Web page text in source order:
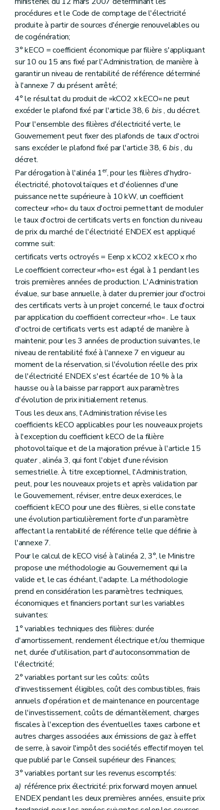
procédures et le Code de comptage de l'électricité
produite à partir de sources d'énergie renouvelables ou
de cogénération;
3° kECO = coefficient économique par filière s'appliquant
sur 10 ou 15 ans fixé par l'Administration, de manière à
garantir un niveau de rentabilité de référence déterminé
à l'annexe 7 du présent arrêté;
4° le résultat du produit de »kCO2 x kECO« ne peut
excéder le plafond fixé par l'article 38, 6bis, du décret.
Pour l'ensemble des filières d'électricité verte, le
Gouvernement peut fixer des plafonds de taux d'octroi
sans excéder le plafond fixé par l'article 38, 6bis, du
décret.
Par dérogation à l'alinéa 1er, pour les filières d'hydro-
électricité, photovoltaïques et d'éoliennes d'une
puissance nette supérieure à 10 kW, un coefficient
correcteur »rho« du taux d'octroi permettant de moduler
le taux d'octroi de certificats verts en fonction du niveau
de prix du marché de l'électricité ENDEX est appliqué
comme suit:
certificats verts octroyés = Eenp x kCO2 x kECO x rho
Le coefficient correcteur »rho« est égal à 1 pendant les
trois premières années de production. L'Administration
évalue, sur base annuelle, à dater du premier jour d'octroi
des certificats verts à un projet concerné, le taux d'octroi
par application du coefficient correcteur »rho« . Le taux
d'octroi de certificats verts est adapté de manière à
maintenir, pour les 3 années de production suivantes, le
niveau de rentabilité fixé à l'annexe 7 en vigueur au
moment de la réservation, si l'évolution réelle des prix
de l'électricité ENDEX s'est écartée de 10 % à la
hausse ou à la baisse par rapport aux paramètres
d'évolution de prix initialement retenus.
Tous les deux ans, l'Administration révise les
coefficients kECO applicables pour les nouveaux projets
à l'exception du coefficient kECO de la filière
photovoltaïque et de la majoration prévue à l'article 15
quater, alinéa 3, qui font l'objet d'une révision
semestrielle. À titre exceptionnel, l'Administration,
peut, pour les nouveaux projets et après validation par
le Gouvernement, réviser, entre deux exercices, le
coefficient kECO pour une des filières, si elle constate
une évolution particulièrement forte d'un paramètre
affectant la rentabilité de référence telle que définie à
l'annexe 7.
Pour le calcul de kECO visé à l'alinéa 2, 3°, le Ministre
propose une méthodologie au Gouvernement qui la
valide et, le cas échéant, l'adapte. La méthodologie
prend en considération les paramètres techniques,
économiques et financiers portant sur les variables
suivantes:
1° variables techniques des filières: durée
d'amortissement, rendement électrique et/ou thermique
net, durée d'utilisation, part d'autoconsommation de
l'électricité;
2° variables portant sur les coûts: coûts
d'investissement éligibles, coût des combustibles, frais
annuels d'opération et de maintenance en pourcentage
de l'investissement, coûts de démantèlement, charges
fiscales à l'exception des éventuelles taxes carbone et
autres charges associées aux émissions de gaz à effet
de serre, à savoir l'impôt des sociétés effectif moyen tel
que publié par le Conseil supérieur des Finances;
3° variables portant sur les revenus escomptés:
a) référence prix électricité: prix forward moyen annuel
ENDEX pendant les deux premières années, ensuite prix